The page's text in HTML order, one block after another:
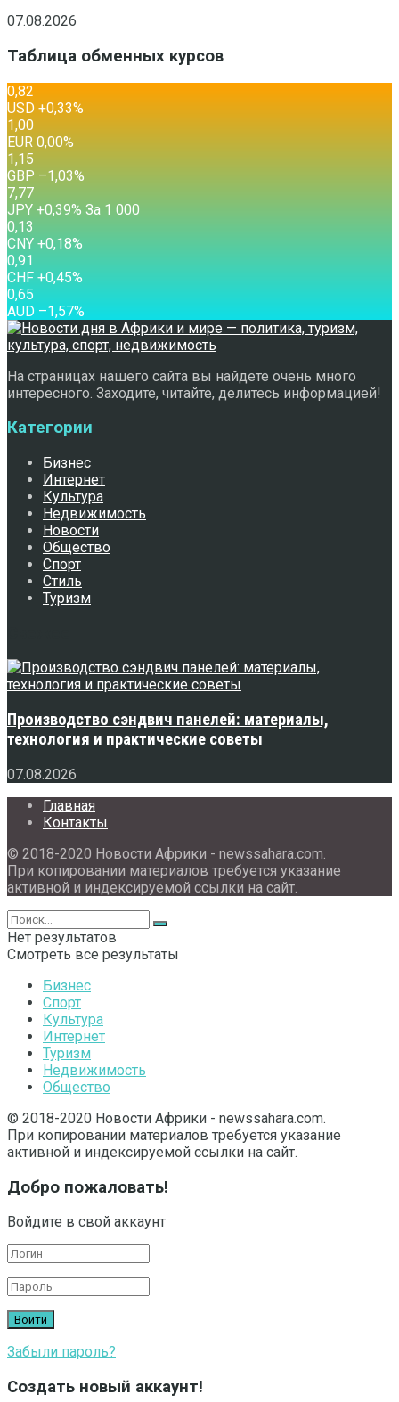
07.08.2026
Таблица обменных курсов
0,82
USD +0,33%
1,00
EUR 0,00%
1,15
GBP –1,03%
7,77
JPY +0,39% За 1 000
0,13
CNY +0,18%
0,91
CHF +0,45%
0,65
AUD –1,57%
На страницах нашего сайта вы найдете очень много
интересного. Заходите, читайте, делитесь информацией!
Категории
Бизнес
Интернет
Культура
Недвижимость
Новости
Общество
Спорт
Стиль
Туризм
Производство сэндвич панелей: материалы,
технология и практические советы
07.08.2026
Главная
Контакты
© 2018-2020 Новости Африки - newssahara.com.
При копировании материалов требуется указание
активной и индексируемой ссылки на сайт.
Нет результатов
Смотреть все результаты
Бизнес
Спорт
Культура
Интернет
Туризм
Недвижимость
Общество
© 2018-2020 Новости Африки - newssahara.com.
При копировании материалов требуется указание
активной и индексируемой ссылки на сайт.
Добро пожаловать!
Войдите в свой аккаунт
Забыли пароль?
Создать новый аккаунт!